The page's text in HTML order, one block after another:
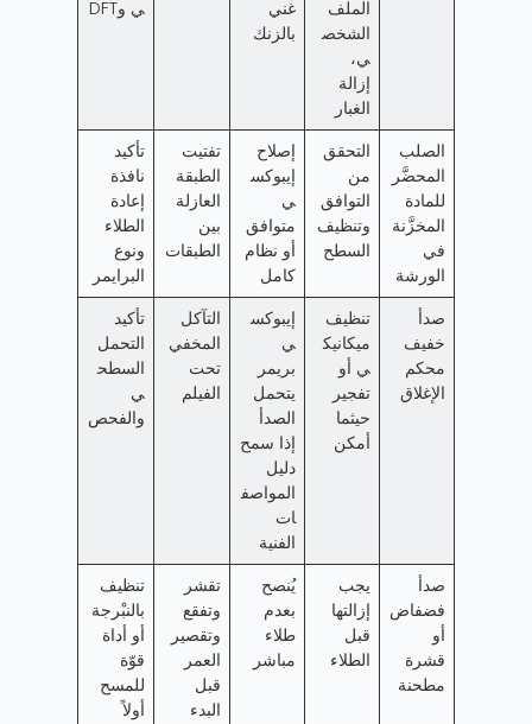
الملف
الشخص
ي،
إزالة
الغبار
غني
بالزنك
ي وDFT
الصلب
المحضَّر
للمادة
المخزَّنة
في
الورشة
التحقق
من
التوافق
وتنظيف
السطح
إصلاح
إيبوكس
ي
متوافق
أو نظام
كامل
تفتيت
الطبقة
العازلة
بين
الطبقات
تأكيد
نافذة
إعادة
الطلاء
ونوع
البرايمر
صدأ
خفيف
محكم
الإغلاق
تنظيف
ميكانيك
ي أو
تفجير
حيثما
أمكن
إيبوكس
ي
بريمر
يتحمل
الصدأ
إذا سمح
دليل
المواصف
ات
الفنية
التآكل
المخفي
تحت
الفيلم
تأكيد
التحمل
السطح
ي
والفحص
صدأ
فضفاض
أو
قشرة
مطحنة
يجب
إزالتها
قبل
الطلاء
يُنصح
بعدم
طلاء
مباشر
تقشر
وتفقع
وتقصير
العمر
قبل
البدء
تنظيف
بالنبْرجة
أو أداة
قوّة
للمسح
أولاً